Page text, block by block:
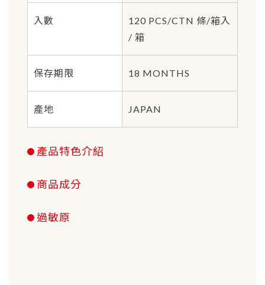
入數
120 PCS/CTN 條/箱入
/ 箱
保存期限 18 MONTHS
產地 JAPAN
產品特色介紹
商品成分
過敏原